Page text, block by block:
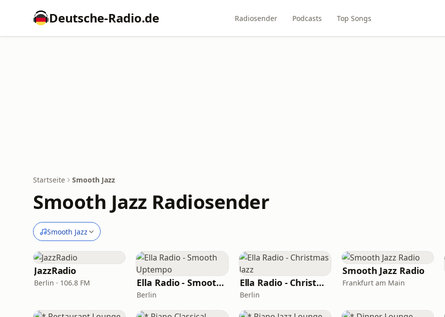
Deutsche-Radio.de Radiosender Podcasts Top Songs
Startseite Smooth Jazz
Smooth Jazz Radiosender
Smooth Jazz
JazzRadio
Berlin · 106.8 FM Ella Radio - Smooth Uptempo
Berlin
Ella Radio - Christmas Jazz
Berlin
Smooth Jazz Radio
Frankfurt am Main